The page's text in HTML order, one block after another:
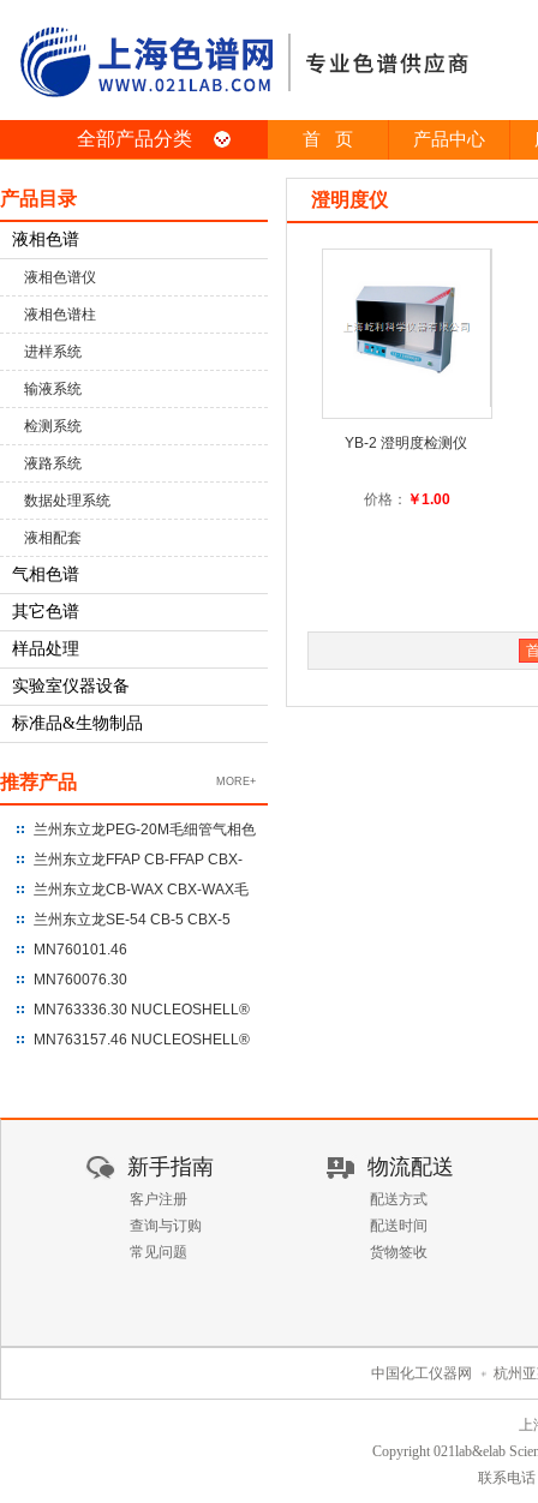
首 页 产品中心
全部产品分类
产品目录
液相色谱
液相色谱仪
液相色谱柱
进样系统
输液系统
检测系统
液路系统
数据处理系统
液相配套
气相色谱
其它色谱
样品处理
实验室仪器设备
标准品&生物制品
推荐产品 MORE+
兰州东立龙PEG-20M毛细管气相色
谱柱 聚乙二醇-20M
兰州东立龙FFAP CB-FFAP CBX-
FFAP毛细管气相色谱柱 100%硝基
兰州东立龙CB-WAX CBX-WAX毛
细管气相色谱柱 100%聚乙二醇
兰州东立龙SE-54 CB-5 CBX-5
CBX-5ms毛细管气相色谱柱 %苯
MN760101.46
NUCLEODUR®C18 Gravity
MN760076.30
NUCLEODUR®C18 Gravity
MN763336.30 NUCLEOSHELL®
HILIC 150*3.0*2.7
MN763157.46 NUCLEOSHELL®
澄明度仪
YB-2 澄明度检测仪
价格： ￥1.00
新手指南
客户注册
查询与订购
常见问题
物流配送
配送方式
配送时间
货物签收
中国化工仪器网 杭州
上
Copyright 021lab&elab
联系电话